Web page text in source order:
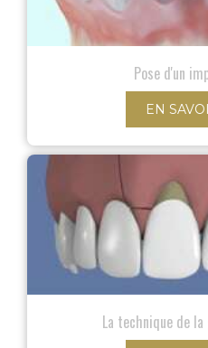
Pose d'un
EN
La technique de